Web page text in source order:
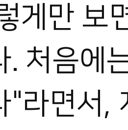
게만 보
. 처음에
"라면서,
정종원 병원장,
안광민, 종료
나고야AG, 태권
대한체육회, 반